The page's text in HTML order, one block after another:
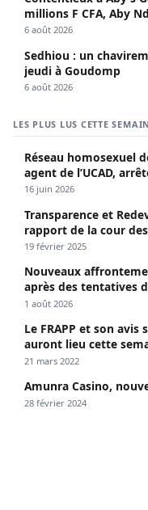
millions F CFA, Aby
sociaux
6 août 2026
Sedhiou : un
jeudi à Goudomp
6 août 2026
LES PLUS LUS CETTE
Réseau homosexuel
agent de l’UCAD,
propagé le VIH depuis
16 juin 2026
Transparence et
rapport de la cour
19 février 2025
Nouveaux
après des tentatives
1 août 2026
Le FRAPP et son
auront lieu cette
21 mars 2022
Amunra Casino,
28 février 2024